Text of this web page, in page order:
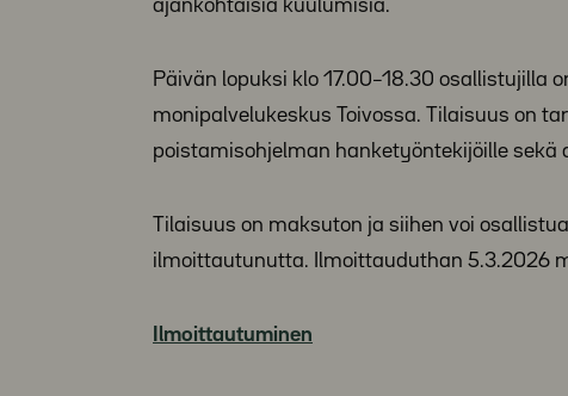
ajankohtaisia kuulumisia.
Päivän lopuksi klo 17.00–18.30 osallistujilla
monipalvelukeskus Toivossa. Tilaisuus on
poistamisohjelman hanketyöntekijöille sekä
Tilaisuus on maksuton ja siihen voi
ilmoittautunutta. Ilmoittauduthan 5.3.2026
Ilmoittautuminen